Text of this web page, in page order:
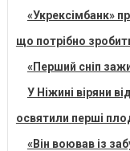
«Укрексімбанк»
що потрібно
«Перший сніп
У Ніжині віряни
освятили перші
«Він воював із